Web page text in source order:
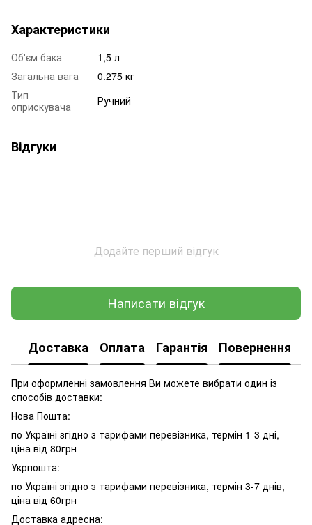
Характеристики
Об'єм бака
1,5 л
Загальна вага
0.275 кг
Тип
оприскувача
Ручний
Відгуки
Додайте перший відгук
Написати відгук
Доставка Оплата Гарантія Повернення
При оформленні замовлення Ви можете вибрати один із
способів доставки:
Нова Пошта:
по Україні згідно з тарифами перевізника, термін 1-3 дні,
ціна від 80грн
Укрпошта:
по Україні згідно з тарифами перевізника, термін 3-7 днів,
ціна від 60грн
Доставка адресна: